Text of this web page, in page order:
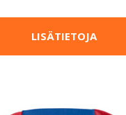
LISÄTIETOJA